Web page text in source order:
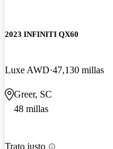
2023 INFINITI QX60
Luxe AWD 47,130 millas
Greer, SC
48 millas
Trato justo